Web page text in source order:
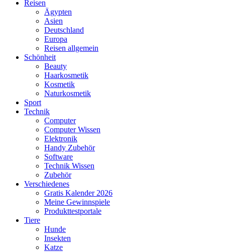
Reisen
Ägypten
Asien
Deutschland
Europa
Reisen allgemein
Schönheit
Beauty
Haarkosmetik
Kosmetik
Naturkosmetik
Sport
Technik
Computer
Computer Wissen
Elektronik
Handy Zubehör
Software
Technik Wissen
Zubehör
Verschiedenes
Gratis Kalender 2026
Meine Gewinnspiele
Produkttestportale
Tiere
Hunde
Insekten
Katze